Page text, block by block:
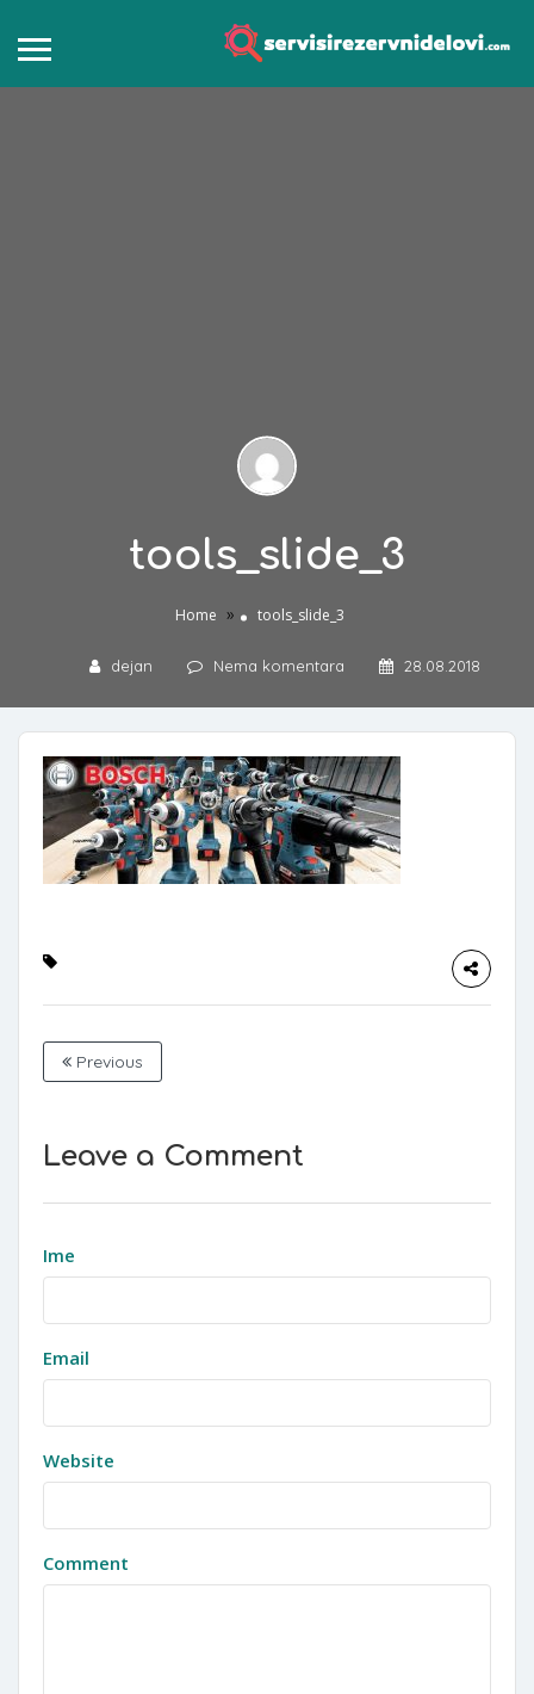
tools_slide_3
Home » tools_slide_3
dejan Nema komentara 28.08.2018
Previous
Leave a Comment
Ime
Email
Website
Comment